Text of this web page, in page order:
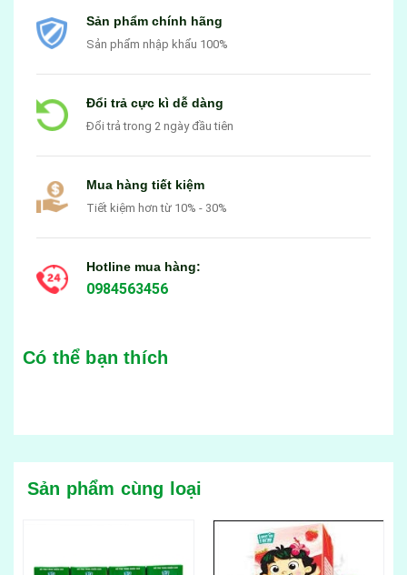
Sản phẩm chính hãng
Sản phẩm nhập khẩu 100%
Đổi trả cực kì dễ dàng
Đổi trả trong 2 ngày đầu tiên
Mua hàng tiết kiệm
Tiết kiệm hơn từ 10% - 30%
Hotline mua hàng:
0984563456
Có thể bạn thích
Sản phẩm cùng loại